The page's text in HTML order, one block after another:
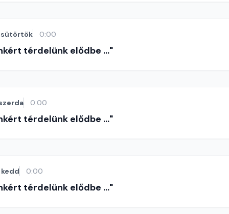
0:00
térdelünk elődbe ..."
0:00
térdelünk elődbe ..."
kedd 0:00
térdelünk elődbe ..."